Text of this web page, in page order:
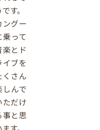
す。
ングー
乗って
楽とド
イブを
くさん
しんで
ただけ
事と思